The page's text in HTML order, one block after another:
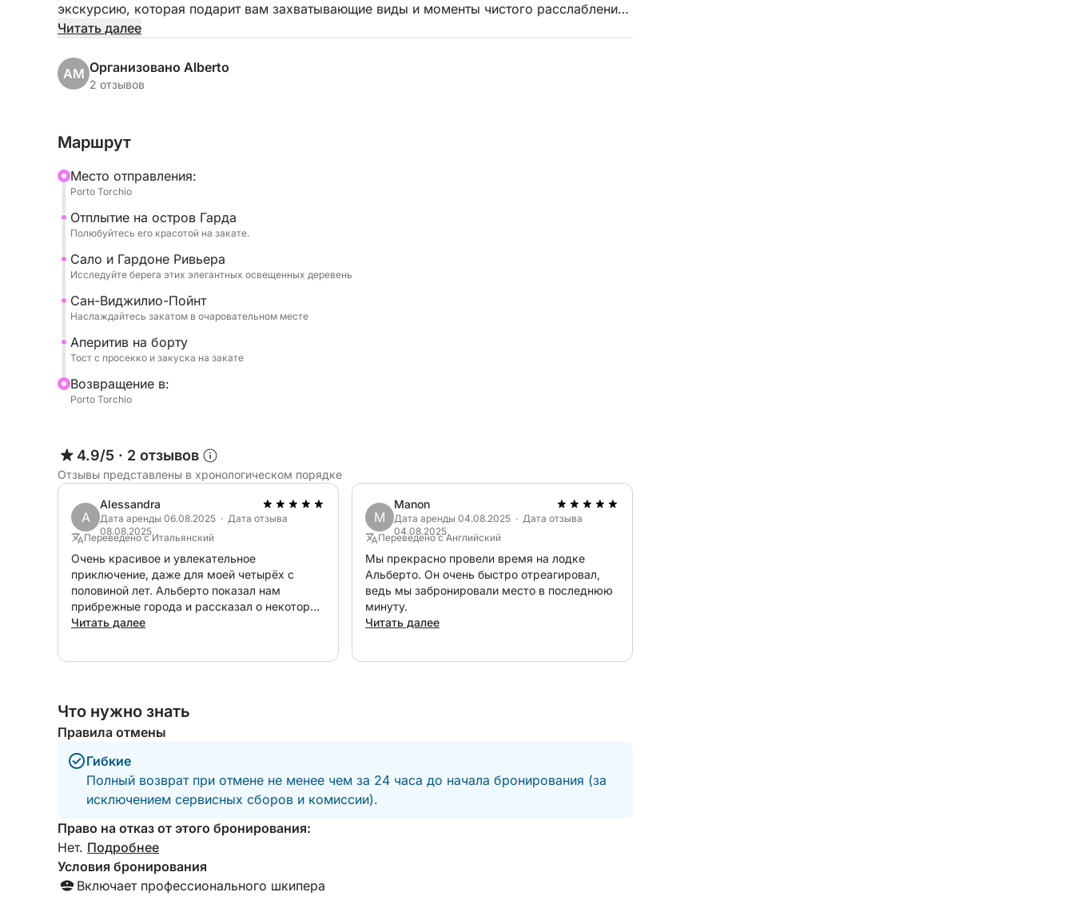
экскурсию, которая подарит вам захватывающие виды и моменты чистого расслабления.
озере, с его роскошной виллой, которая отражается в золотых водах заката. Затем мы
продолжим путь к элегантному Сало, с его берегом озера, освещенным вечерними
уголком рая, где солнце величественно ныряет в озеро, создавая незабываемое
красотой этих мест, окутанных магией сумерек.
На борту каждая деталь продумана для вашего максимального комфорта и
удовольствия. Вас встретят с восхитительной бутылкой просекко, чтобы отметить
красоту пейзажа, и вы сможете насладиться вкусной закуской к аперитиву. У вас будет
достаточно воды, чтобы освежиться, и стереосистема, чтобы сопровождать ваше
путешествие любимой музыкой, создавая идеальную атмосферу. Полное впечатление,
идеально подходящее для тех, кто ищет релаксацию, романтику и подлинную красоту
озера Гарда на закате.
Читать далее
AM Организовано Alberto
2 отзывов
Маршрут
Mесто отправления:
Porto Torchio
Отплытие на остров Гарда
Полюбуйтесь его красотой на закате.
Сало и Гардоне Ривьера
Исследуйте берега этих элегантных освещенных деревень
Сан-Виджилио-Пойнт
Наслаждайтесь закатом в очаровательном месте
Аперитив на борту
Тост с просекко и закуска на закате
Bозвращение в:
Porto Torchio
4.9/5 · 2 отзывов
Отзывы представлены в хронологическом порядке
A
Alessandra
Дата аренды 06.08.2025 · Дата отзыва
08.08.2025
Переведено с Итальянский
Очень красивое и увлекательное
приключение, даже для моей четырёх с
половиной лет. Альберто показал нам
прибрежные города и рассказал о некоторых
местных достопримечательностях.
Читать далее
M
Manon
Дата аренды 04.08.2025 · Дата отзыва
04.08.2025
Переведено с Английский
Мы прекрасно провели время на лодке
Альберто. Он очень быстро отреагировал,
ведь мы забронировали место в последнюю
минуту.
Читать далее
Что нужно знать
Правила отмены
Гибкие
Полный возврат при отмене не менее чем за 24 часа до начала бронирования (за
исключением сервисных сборов и комиссии).
Право на отказ от этого бронирования:
Нет. Подробнее
Условия бронирования
Включает профессионального шкипера